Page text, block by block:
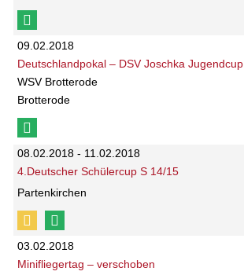
09.02.2018
Deutschlandpokal – DSV Joschka Jugendcup
WSV Brotterode
Brotterode
08.02.2018 - 11.02.2018
4.Deutscher Schülercup S 14/15
Partenkirchen
03.02.2018
Minifliegertag – verschoben